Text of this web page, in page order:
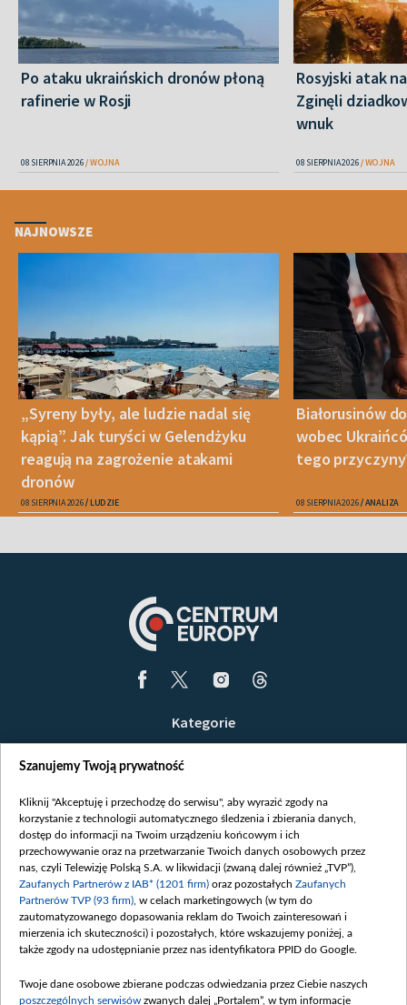
Po ataku ukraińskich dronów płoną
rafinerie w Rosji
08 SIERPNIA 2026 WOJNA
Rosyjski atak
Zginęli
wnuk
08 SIERPNIA 2026 WOJNA
NAJNOWSZE
„Syreny były, ale ludzie nadal się
kąpią”. Jak turyści w Gelendżyku
reagują na zagrożenie atakami
dronów
08 SIERPNIA 2026 LUDZIE
Białorusinów
wobec
tego
08 SIERPNIA 2026 ANALIZA
Kategorie
Opinie
Białoruś / Polska
Czytelnia
Centrum Europy
O nas
Kontakt
Informacje o nadawcy
Serwisy partnerskie
Szanujemy Twoją prywatność
Kliknij "Akceptuję i przechodzę do serwisu", aby wyrazić zgody na
korzystanie z technologii automatycznego śledzenia i zbierania danych,
dostęp do informacji na Twoim urządzeniu końcowym i ich
przechowywanie oraz na przetwarzanie Twoich danych osobowych przez
nas, czyli Telewizję Polską S.A. w likwidacji (zwaną dalej również „TVP”),
Zaufanych Partnerów z IAB* (1201 firm) oraz pozostałych Zaufanych
Partnerów TVP (93 firm) , w celach marketingowych (w tym do
zautomatyzowanego dopasowania reklam do Twoich zainteresowań i
mierzenia ich skuteczności) i pozostałych, które wskazujemy poniżej, a
także zgody na udostępnianie przez nas identyfikatora PPID do Google.
Twoje dane osobowe zbierane podczas odwiedzania przez Ciebie naszych
poszczególnych serwisów zwanych dalej „Portalem”, w tym informacje